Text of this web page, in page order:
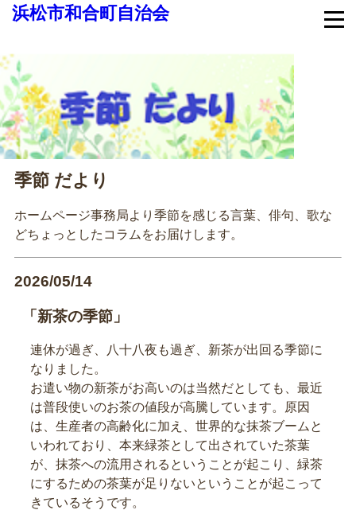
浜松市和合町自治会
季節 だより
ホームページ事務局より季節を感じる言葉、俳句、歌な
どちょっとしたコラムをお届けします。
2026/05/14
「新茶の季節」
連休が過ぎ、八十八夜も過ぎ、新茶が出回る季節に
なりました。
お遣い物の新茶がお高いのは当然だとしても、最近
は普段使いのお茶の値段が高騰しています。原因
は、生産者の高齢化に加え、世界的な抹茶ブームと
いわれており、本来緑茶として出されていた茶葉
が、抹茶への流用されるということが起こり、緑茶
にするための茶葉が足りないということが起こって
きているそうです。